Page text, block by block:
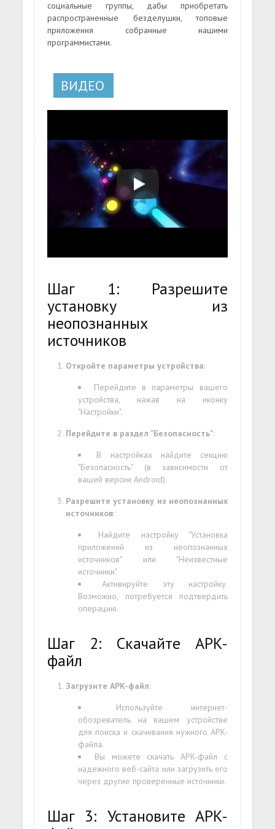
социальные группы, дабы приобретать
распространенные безделушки, топовые
приложения собранные нашими
программистами.
ВИДЕО
Шаг 1: Разрешите
установку из
неопознанных
источников
Откройте параметры устройства:
Перейдите в параметры вашего
устройства, нажав на иконку
"Настройки".
Перейдите в раздел "Безопасность":
В настройках найдите секцию
"Безопасность" (в зависимости от
вашей версии Android).
Разрешите установку из неопознанных
источников:
Найдите настройку "Установка
приложений из неопознанных
источников" или "Неизвестные
источники".
Активируйте эту настройку.
Возможно, потребуется подтвердить
операцию.
Шаг 2: Скачайте APK-
файл
Загрузите APK-файл:
Используйте интернет-
обозреватель на вашем устройстве
для поиска и скачивания нужного APK-
файла.
Вы можете скачать APK-файл с
надежного веб-сайта или загрузить его
через другие проверенные источники.
Шаг 3: Установите APK-